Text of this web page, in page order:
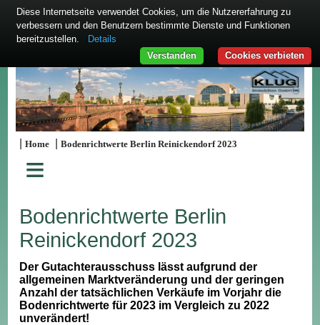
|Home |Bodenrichtwerte Berlin Reinickendorf 2023
≡
Bodenrichtwerte Berlin
Reinickendorf 2023
Der Gutachterausschuss lässt aufgrund der
allgemeinen Marktveränderung und der geringen
Anzahl der tatsächlichen Verkäufe im Vorjahr die
Bodenrichtwerte für 2023 im Vergleich zu 2022
unverändert!
Diese Internetseite verwendet Cookies, um die Nutzererfahrung zu
verbessern und den Benutzern bestimmte Dienste und Funktionen
bereitzustellen.
Details
Cookies verbieten
Verstanden